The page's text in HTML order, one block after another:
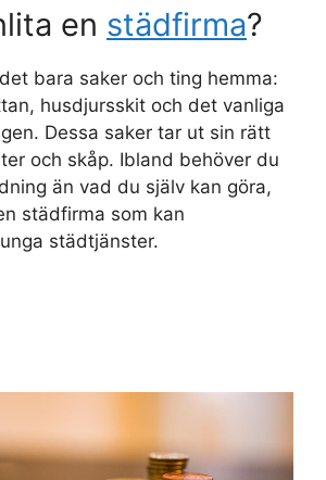
en städfirma?
bara saker och ting hemma:
husdjursskit och det vanliga
Dessa saker tar ut sin rätt
och skåp. Ibland behöver du
än vad du själv kan göra,
städfirma som kan
städtjänster.